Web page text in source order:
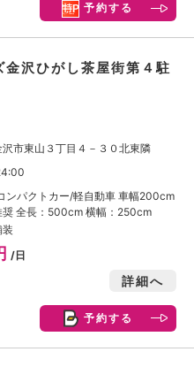
予約する
沢ひがし茶屋街第４駐
市東山３丁目４－３０北東隣
ンパクトカー/軽自動車 車幅200cm
奨 全長：500cm 横幅：250cm
/日
詳細へ
予約する